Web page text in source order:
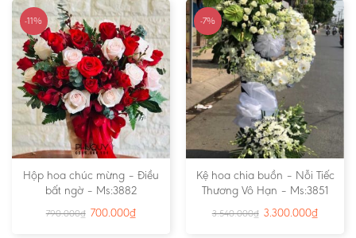
-11%
Hộp hoa chúc mừng – Điều
bất ngờ – Ms:3882
790.000₫ 700.000₫
-7%
Kệ hoa chia buồn – Nỗi Tiếc
Thương Vô Hạn – Ms:3851
3.540.000₫ 3.300.000₫